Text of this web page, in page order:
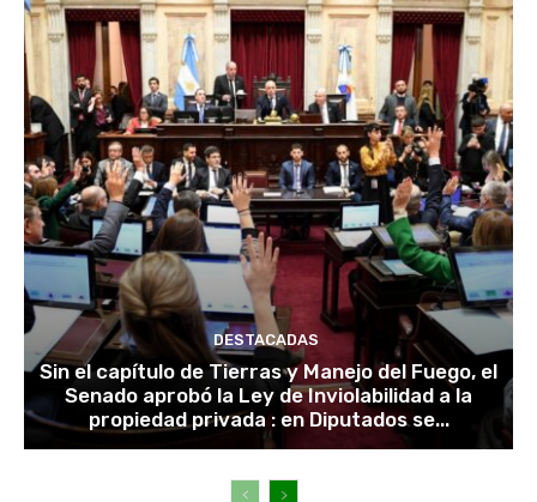
DESTACADAS
Sin el capítulo de Tierras y Manejo del Fuego, el
Senado aprobó la Ley de Inviolabilidad a la
propiedad privada : en Diputados se...